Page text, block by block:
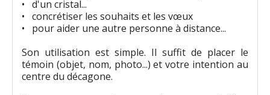
• d'un cristal...
• concrétiser les souhaits et les vœux
• pour aider une autre personne à distance...
Son utilisation est simple. Il suffit de placer le
témoin (objet, nom, photo...) et votre intention au
centre du décagone.